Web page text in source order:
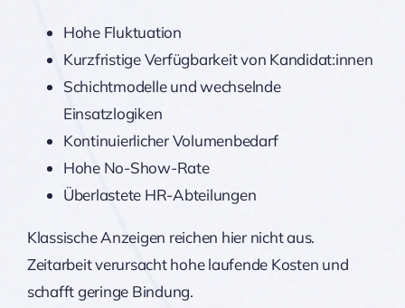
Hohe Fluktuation
Kurzfristige Verfügbarkeit von Kandidat:innen
Schichtmodelle und wechselnde
Einsatzlogiken
Kontinuierlicher Volumenbedarf
Hohe No-Show-Rate
Überlastete HR-Abteilungen
Klassische Anzeigen reichen hier nicht aus.
Zeitarbeit verursacht hohe laufende Kosten und
schafft geringe Bindung.